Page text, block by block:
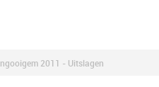
2011 - Uitslagen